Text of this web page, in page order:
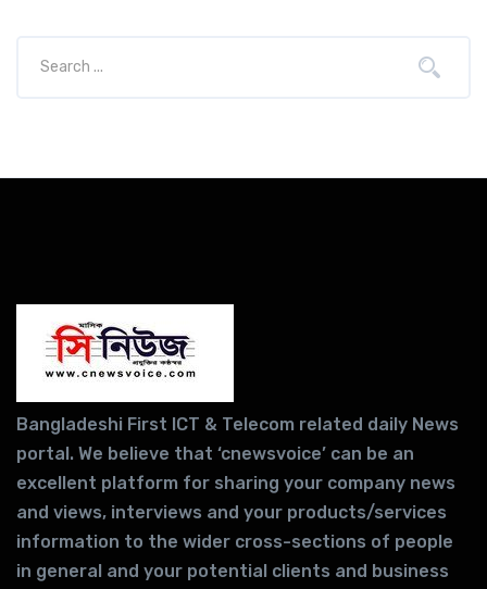
Bangladeshi First ICT & Telecom related daily News
portal. We believe that ‘cnewsvoice’ can be an
excellent platform for sharing your company news
and views, interviews and your products/services
information to the wider cross-sections of people
in general and your potential clients and business